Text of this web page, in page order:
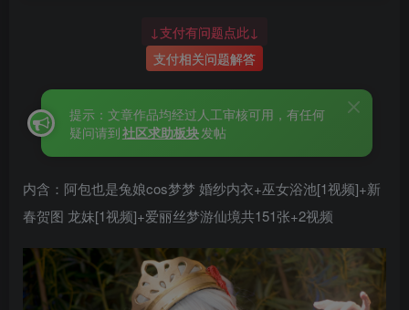
↓支付有问题点此↓
支付相关问题解答
提示：文章作品均经过人工审核可用，有任何
疑问请到社区求助板块发帖
内含：阿包也是兔娘cos梦梦 婚纱内衣+巫女浴池[1视频]+新
春贺图 龙妹[1视频]+爱丽丝梦游仙境共151张+2视频